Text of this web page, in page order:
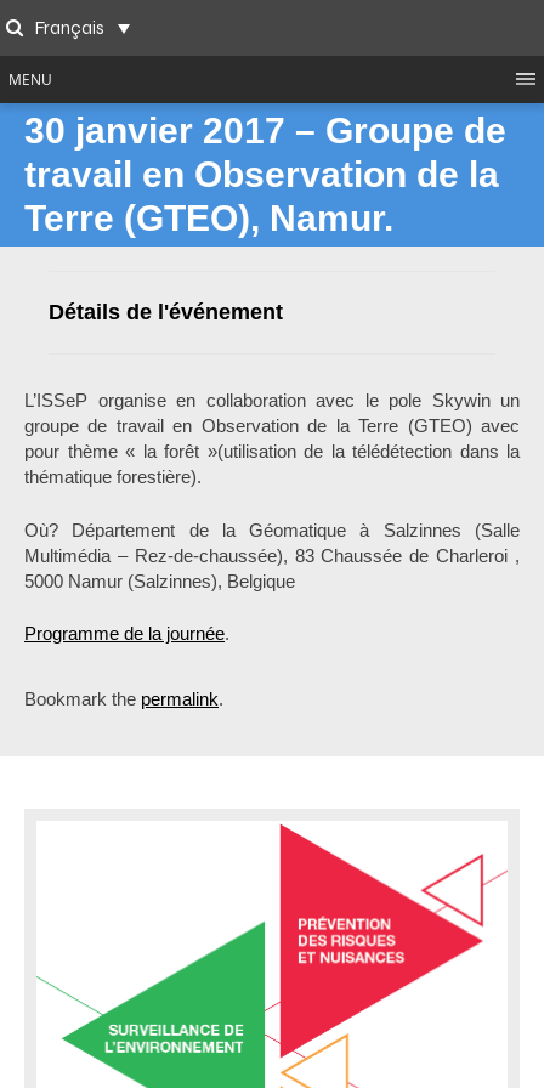
to
content
SearchFrançais
MENU
30 janvier 2017 – Groupe de
travail en Observation de la
Terre (GTEO), Namur.
Détails de l'événement
L’ISSeP organise en collaboration avec le pole Skywin un
groupe de travail en Observation de la Terre (GTEO) avec
pour thème « la forêt »(utilisation de la télédétection dans la
thématique forestière).
Où? Département de la Géomatique à Salzinnes (Salle
Multimédia – Rez-de-chaussée), 83 Chaussée de Charleroi ,
5000 Namur (Salzinnes), Belgique
Programme de la journée.
Bookmark the permalink.
a